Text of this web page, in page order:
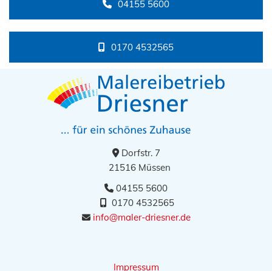
04155 5600
0170 4532565
Dorfstr. 7
21516 Müssen
 04155 5600
 0170 4532565
 info@maler-driesner.de
Impressum